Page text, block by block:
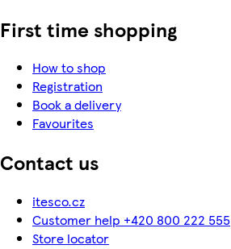
First time shopping
How to shop
Registration
Book a delivery
Favourites
Contact us
itesco.cz
Customer help +420 800 222 555
Store locator